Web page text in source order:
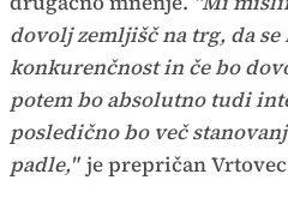
dovolj zemljišč na trg, da
konkurenčnost in če bo
potem bo absolutno tudi
posledično bo več
padle," je prepričan